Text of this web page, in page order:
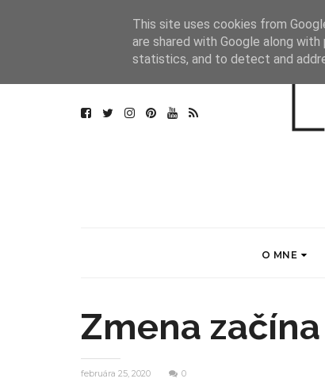
O MNE
Zmena
februára 25, 2020 0
This site uses cookies from
are shared with Google along
statistics, and to detect and